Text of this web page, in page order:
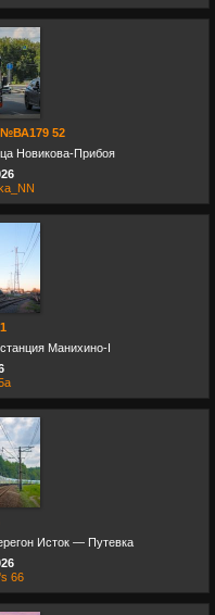
№ВА179 52
Новикова-Прибоя
Манихино-I
Исток — Путевка
66